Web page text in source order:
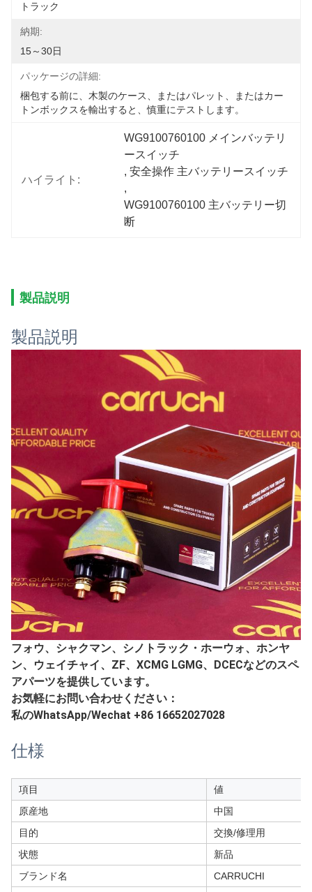
トラック
納期:
15～30日
パッケージの詳細:
梱包する前に、木製のケース、またはパレット、またはカー
トンボックスを輸出すると、慎重にテストします。
ハイライト:
WG9100760100 メインバッテリ
ースイッチ
, 安全操作 主バッテリースイッチ
,
WG9100760100 主バッテリー切
断
製品説明
製品説明
フォウ、シャクマン、シノトラック・ホーウォ、ホンヤ
ン、ウェイチャイ、ZF、XCMG LGMG、DCECなどのスペ
アパーツを提供しています。
お気軽にお問い合わせください：
私のWhatsApp/Wechat +86 16652027028
仕様
項目
値
原産地
中国
目的
交換/修理用
状態
新品
ブランド名
CARRUCHI